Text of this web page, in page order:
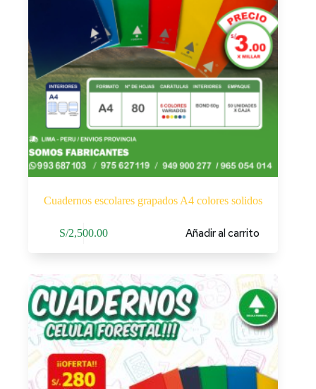
Cuadernos escolares grapados A4 colores solidos
S/2,500.00 Añadir al carrito